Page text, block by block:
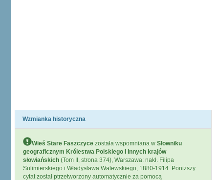
Wzmianka historyczna
Wieś Stare Faszczyce została wspomniana w Słowniku
geograficznym Królestwa Polskiego i innych krajów
słowiańskich (Tom II, strona 374), Warszawa: nakł. Filipa
Sulimierskiego i Władysława Walewskiego, 1880-1914. Poniższy
cytat został ptrzetworzony automatycznie za pomocą